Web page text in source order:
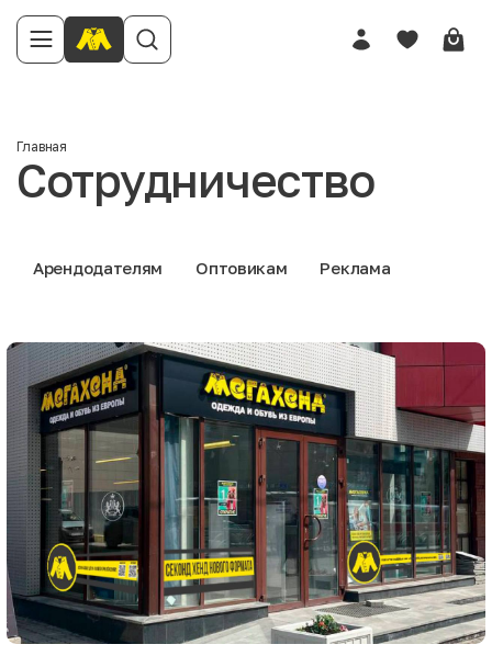
Главная
Сотрудничество
Арендодателям Оптовикам Реклама